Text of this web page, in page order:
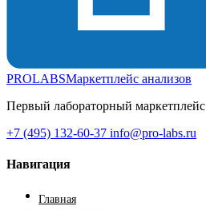
PROLABSМаркетплейс анализов
Первый лабораторный маркетплейс
+7 (495) 132-60-37 info@pro-labs.ru
Навигация
Главная